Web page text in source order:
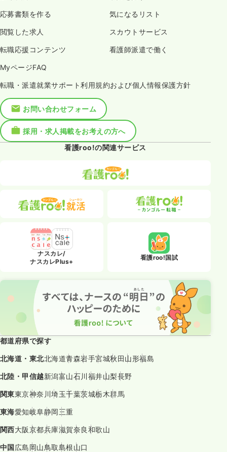
応募書類を作る 気になるリスト
閲覧した求人 スカウトサービス
転職応援コンテンツ 看護師派遣で働く
MyページFAQ
転職・派遣就業サポート利用規約および個人情報保護方針
お問い合わせフォーム
採用・求人掲載をお考えの方へ
看護roo!の関連サービス
ナスカレ/
ナスカレPlus+
看護roo!国試
都道府県で探す
北海道・東北北海道青森岩手宮城秋田山形福島
北陸・甲信越新潟富山石川福井山梨長野
関東東京神奈川埼玉千葉茨城栃木群馬
東海愛知岐阜静岡三重
関西大阪京都兵庫滋賀奈良和歌山
中国広島岡山鳥取島根山口